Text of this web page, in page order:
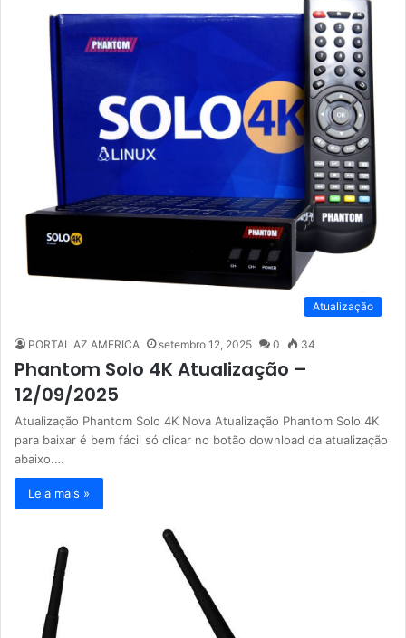
Atualização
PORTAL AZ AMERICA setembro 12, 2025 0 34
Phantom Solo 4K Atualização –
12/09/2025
Atualização Phantom Solo 4K Nova Atualização Phantom Solo 4K
para baixar é bem fácil só clicar no botão download da atualização
abaixo.…
Leia mais »